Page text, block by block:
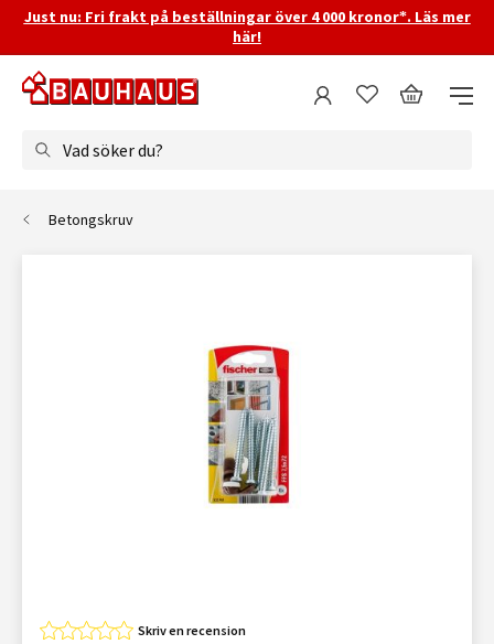
Just nu: Fri frakt på beställningar över 4 000 kronor*. Läs mer
här!
Vad söker du?
Betongskruv
Skriv en recension